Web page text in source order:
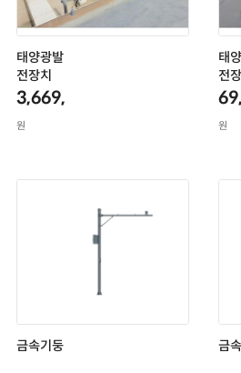
태양광발
전장치
3,669,000
원
태
전
원
금속기둥 금